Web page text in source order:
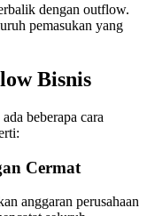
dengan outflow.
pemasukan yang
Bisnis
beberapa cara
Cermat
anggaran perusahaan